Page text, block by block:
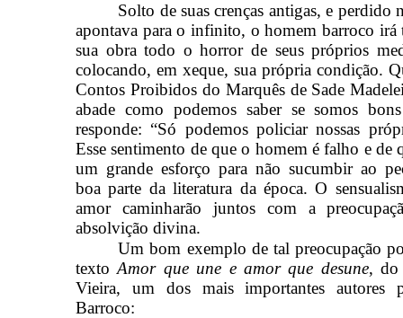
Solto de suas crenças antigas, e perdido
apontava para o infinito, o homem barroco irá
sua obra todo o horror de seus próprios
colocando, em xeque, sua própria condição.
Contos Proibidos do Marquês de Sade
abade como podemos saber se somos
responde: “Só podemos policiar nossas
Esse sentimento de que o homem é falho e de
um grande esforço para não sucumbir ao
boa parte da literatura da época. O
amor caminharão juntos com a
absolvição divina.
Um bom exemplo de tal preocupação
texto Amor que une e amor que desune, do
Vieira, um dos mais importantes autores
Barroco: